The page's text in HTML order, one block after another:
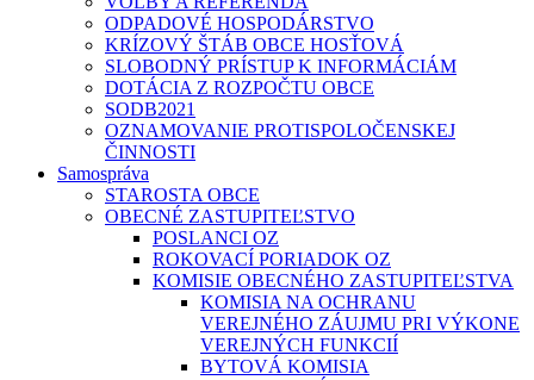
ODPADOVÉ HOSPODÁRSTVO
KRÍZOVÝ ŠTÁB OBCE HOSŤOVÁ
SLOBODNÝ PRÍSTUP K INFORMÁCIÁM
DOTÁCIA Z ROZPOČTU OBCE
SODB2021
OZNAMOVANIE PROTISPOLOČENSKEJ
ČINNOSTI
Samospráva
STAROSTA OBCE
OBECNÉ ZASTUPITEĽSTVO
POSLANCI OZ
ROKOVACÍ PORIADOK OZ
KOMISIE OBECNÉHO ZASTUPITEĽSTVA
KOMISIA NA OCHRANU
VEREJNÉHO ZÁUJMU PRI VÝKONE
VEREJNÝCH FUNKCIÍ
BYTOVÁ KOMISIA